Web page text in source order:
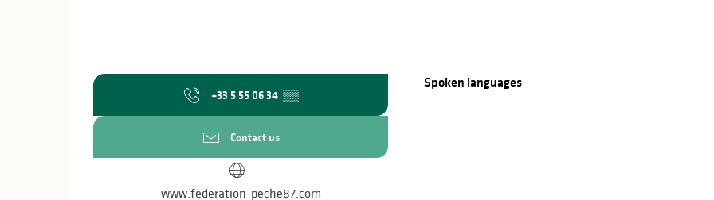
+33 5 55 06 34 ▒▒
Contact us
www.federation-peche87.com
Spoken languages
Spoken languages